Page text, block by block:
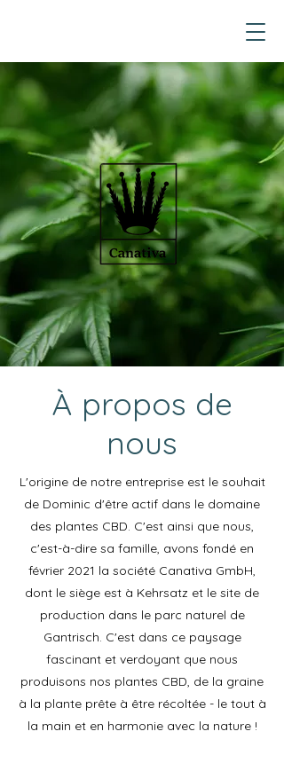
À propos de
nous
L'origine de notre entreprise est le souhait
de Dominic d'être actif dans le domaine
des plantes CBD. C'est ainsi que nous,
c'est-à-dire sa famille, avons fondé en
février 2021 la société Canativa GmbH,
dont le siège est à Kehrsatz et le site de
production dans le parc naturel de
Gantrisch. C'est dans ce paysage
fascinant et verdoyant que nous
produisons nos plantes CBD, de la graine
à la plante prête à être récoltée - le tout à
la main et en harmonie avec la nature !